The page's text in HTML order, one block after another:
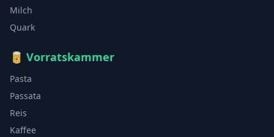
Milch
Quark
🥫 Vorratskammer
Pasta
Passata
Reis
Kaffee